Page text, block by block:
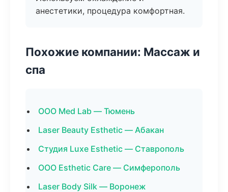
анестетики, процедура комфортная.
Похожие компании: Массаж и
спа
ООО Med Lab — Тюмень
Laser Beauty Esthetic — Абакан
Студия Luxe Esthetic — Ставрополь
ООО Esthetic Care — Симферополь
Laser Body Silk — Воронеж